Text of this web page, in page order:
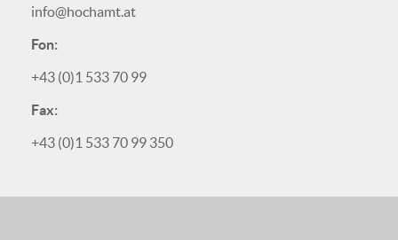
info@hochamt.at
Fon:
+43 (0)1 533 70 99
Fax:
+43 (0)1 533 70 99 350